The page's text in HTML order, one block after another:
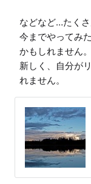
などなど…たくさ
今までやってみ
かもしれません。
新しく、自分が